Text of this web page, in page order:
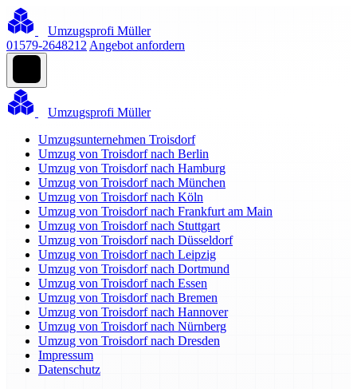
Umzugsprofi Müller
01579-2648212 Angebot anfordern
Umzugsprofi Müller
Umzugsunternehmen Troisdorf
Umzug von Troisdorf nach Berlin
Umzug von Troisdorf nach Hamburg
Umzug von Troisdorf nach München
Umzug von Troisdorf nach Köln
Umzug von Troisdorf nach Frankfurt am Main
Umzug von Troisdorf nach Stuttgart
Umzug von Troisdorf nach Düsseldorf
Umzug von Troisdorf nach Leipzig
Umzug von Troisdorf nach Dortmund
Umzug von Troisdorf nach Essen
Umzug von Troisdorf nach Bremen
Umzug von Troisdorf nach Hannover
Umzug von Troisdorf nach Nürnberg
Umzug von Troisdorf nach Dresden
Impressum
Datenschutz